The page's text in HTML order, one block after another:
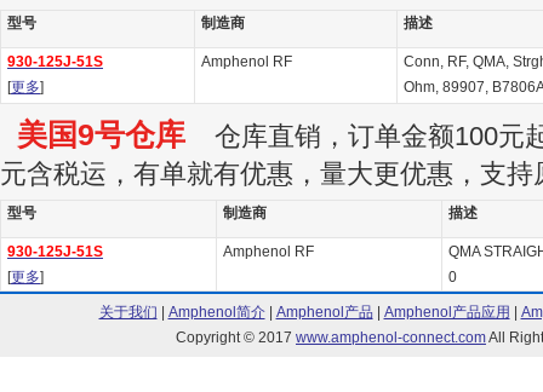
型号 制造商 描述
930-125J-51S
[更多]
Amphenol RF
Conn, RF, QMA,
Ohm, 89907,
美国9号仓库 仓库直销，订单金额100元
元含税运，有单就有优惠，量大更优惠，支持
型号 制造商 描述
930-125J-51S
[更多]
Amphenol RF
QMA
0
关于我们 Amphenol简介| Amphenol产品 Amphenol产品应用
Copyright © 2017 www.amphenol-connect.comAll